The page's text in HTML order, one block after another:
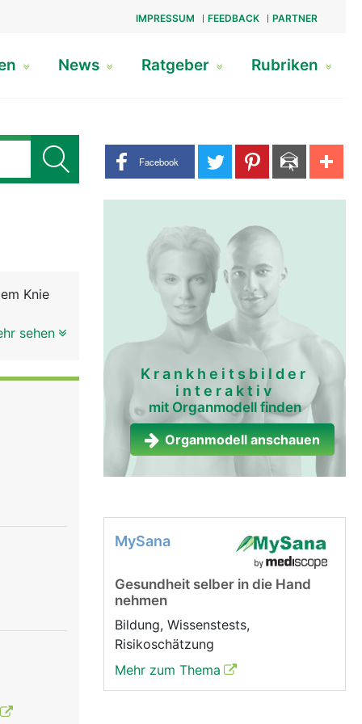
IMPRESSUM FEEDBACK PARTNER
News Ratgeber Rubriken
Share buttons
Facebook
Knie
bei
sehen
Krankheitsbilder
interaktiv
mit Organmodell finden
Organmodell anschauen
MySana
Gesundheit selber in die Hand
nehmen
Bildung, Wissenstests,
Risikoschätzung
Mehr zum Thema